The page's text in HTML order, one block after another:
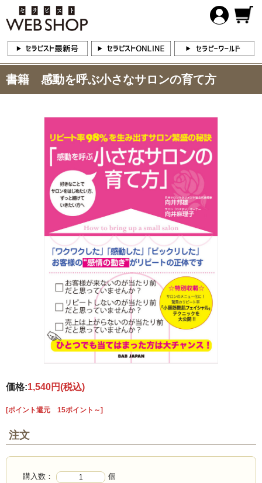
書籍 感動を呼ぶ小さなサロンの育て方
価格:1,540円(税込)
[ポイント還元 15ポイント～]
注文
購入数： 個